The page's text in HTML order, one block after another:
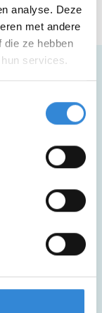
analyse. Deze
met andere
die ze hebben
services.
toegankelijk
de rolstoel
een drankje.
hapjes en